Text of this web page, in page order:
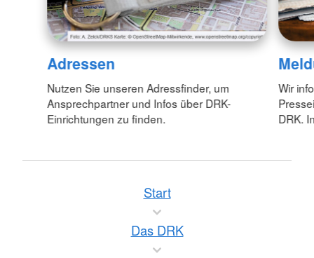
Adressen
Nutzen Sie unseren Adressfinder, um
Ansprechpartner und Infos über DRK-
Einrichtungen zu finden.
Wir
DRK.
Start
Das DRK